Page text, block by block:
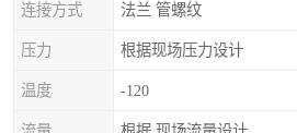
连接方式 法兰 管螺纹
压力 根据现场压力设计
温度 -120